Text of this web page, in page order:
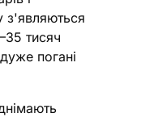
з'являються
тисяч
погані